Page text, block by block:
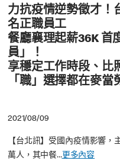
力抗疫情逆勢徵才！
名正職員工
餐廳襄理起薪36K 首
員」！
享穩定工作時段、比
「職」選擇都在麥當
2021/08/09
【台北訊】受國內疫情影響，
萬人，其中餐...更多內容